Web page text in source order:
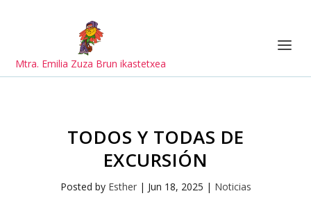
Mtra. Emilia Zuza Brun ikastetxea
TODOS Y TODAS DE
EXCURSIÓN
Posted by Esther| Jun 18, 2025 | Noticias